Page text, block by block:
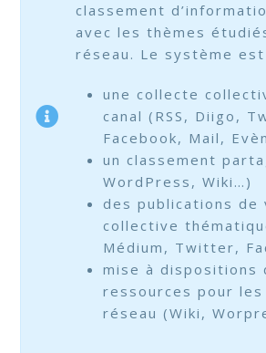
classement
avec les thèmes
réseau. Le système
une collecte
canal (RSS, Diigo,
Facebook, Mail,
un classement
WordPress, Wiki…)
des publications de
collective
Médium, Twitter,
mise à dispositions
ressources pour les
réseau (Wiki,